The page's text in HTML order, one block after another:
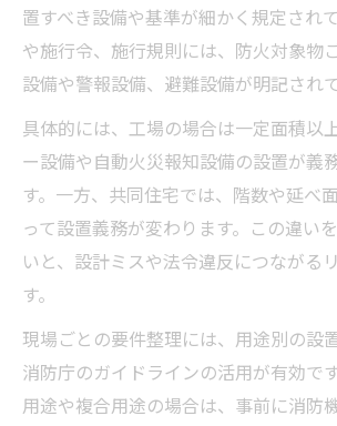
説
法第17条が定める消防設備
工場・倉庫で重要な消防設備
応
消防設備工事の現場で活きる
イント
防火対象物別に見る消防設備
用例
置すべき設備や基準が細かく規定され
や施行令、施行規則には、防火対象物
設備や警報設備、避難設備が明記されて
具体的には、工場の場合は一定面積以
ー設備や自動火災報知設備の設置が義
す。一方、共同住宅では、階数や延べ
って設置義務が変わります。この違い
いと、設計ミスや法令違反につながる
す。
現場ごとの要件整理には、用途別の設
消防庁のガイドラインの活用が有効で
用途や複合用途の場合は、事前に消防